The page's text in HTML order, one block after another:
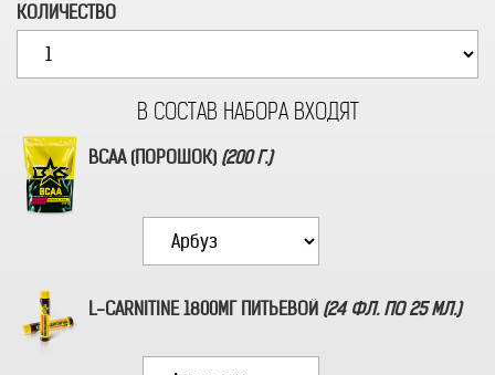
КОЛИЧЕСТВО
BCAA (ПОРОШОК) (200 Г.)
L-CARNITINE 1800МГ ПИТЬЕВОЙ (24 ФЛ. ПО 25 МЛ.)